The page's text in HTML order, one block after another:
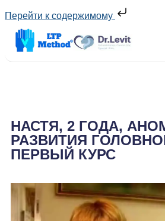
Перейти к содержимому
НАСТЯ, 2 ГОДА,
РАЗВИТИЯ
ПЕРВЫЙ КУРС